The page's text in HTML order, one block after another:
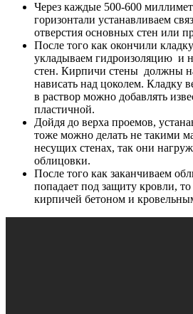
Через каждые 500-600
горизонтали устанавливаем
отверстия основных стен или
После того как окончили
укладываем гидроизоляцию и
стен. Кирпичи стены должны
нависать над цоколем. Кладку
в раствор можно добавлять
пластичной.
Дойдя до верха проемов,
тоже можно делать не такими
несущих стенах, так они
облицовки.
После того как заканчиваем
попадает под защиту кровли,
кирпичей бетоном и